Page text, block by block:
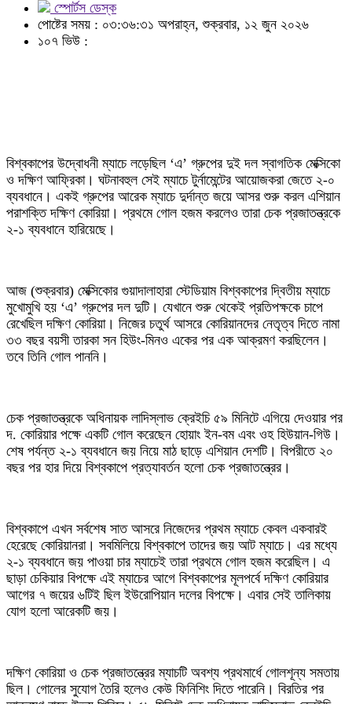
স্পোর্টস ডেস্ক
পোষ্টের সময় : ০৩:৩৬:৩১ অপরাহ্ন, শুক্রবার, ১২ জুন ২০২৬
১০৭ ভিউ :
বিশ্বকাপের উদ্বোধনী ম্যাচে লড়েছিল ‘এ’ গ্রুপের দুই দল স্বাগতিক মেক্সিকো
ও দক্ষিণ আফ্রিকা। ঘটনাবহুল সেই ম্যাচে টুর্নামেন্টের আয়োজকরা জেতে ২-০
ব্যবধানে। একই গ্রুপের আরেক ম্যাচে দুর্দান্ত জয়ে আসর শুরু করল এশিয়ান
পরাশক্তি দক্ষিণ কোরিয়া। প্রথমে গোল হজম করলেও তারা চেক প্রজাতন্ত্রকে
২-১ ব্যবধানে হারিয়েছে।
আজ (শুক্রবার) মেক্সিকোর গুয়াদালাহারা স্টেডিয়াম বিশ্বকাপের দ্বিতীয় ম্যাচে
মুখোমুখি হয় ‘এ’ গ্রুপের দল দুটি। যেখানে শুরু থেকেই প্রতিপক্ষকে চাপে
রেখেছিল দক্ষিণ কোরিয়া। নিজের চতুর্থ আসরে কোরিয়ানদের নেতৃত্ব দিতে নামা
৩৩ বছর বয়সী তারকা সন হিউং-মিনও একের পর এক আক্রমণ করছিলেন।
তবে তিনি গোল পাননি।
চেক প্রজাতন্ত্রকে অধিনায়ক লাদিস্লাভ ক্রেইচি ৫৯ মিনিটে এগিয়ে দেওয়ার পর
দ. কোরিয়ার পক্ষে একটি গোল করেছেন হোয়াং ইন-বম এবং ওহ হিউয়ান-গিউ।
শেষ পর্যন্ত ২-১ ব্যবধানে জয় নিয়ে মাঠ ছাড়ে এশিয়ান দেশটি। বিপরীতে ২০
বছর পর হার দিয়ে বিশ্বকাপে প্রত্যাবর্তন হলো চেক প্রজাতন্ত্রের।
বিশ্বকাপে এখন সর্বশেষ সাত আসরে নিজেদের প্রথম ম্যাচে কেবল একবারই
হেরেছে কোরিয়ানরা। সবমিলিয়ে বিশ্বকাপে তাদের জয় আট ম্যাচে। এর মধ্যে
২-১ ব্যবধানে জয় পাওয়া চার ম্যাচেই তারা প্রথমে গোল হজম করেছিল। এ
ছাড়া চেকিয়ার বিপক্ষে এই ম্যাচের আগে বিশ্বকাপের মূলপর্বে দক্ষিণ কোরিয়ার
আগের ৭ জয়ের ৬টিই ছিল ইউরোপিয়ান দলের বিপক্ষে। এবার সেই তালিকায়
যোগ হলো আরেকটি জয়।
দক্ষিণ কোরিয়া ও চেক প্রজাতন্ত্রের ম্যাচটি অবশ্য প্রথমার্ধে গোলশূন্য সমতায়
ছিল। গোলের সুযোগ তৈরি হলেও কেউ ফিনিশিং দিতে পারেনি। বিরতির পর